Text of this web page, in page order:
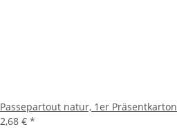
Passepartout natur, 1er Präsentkarton
2,68 € *